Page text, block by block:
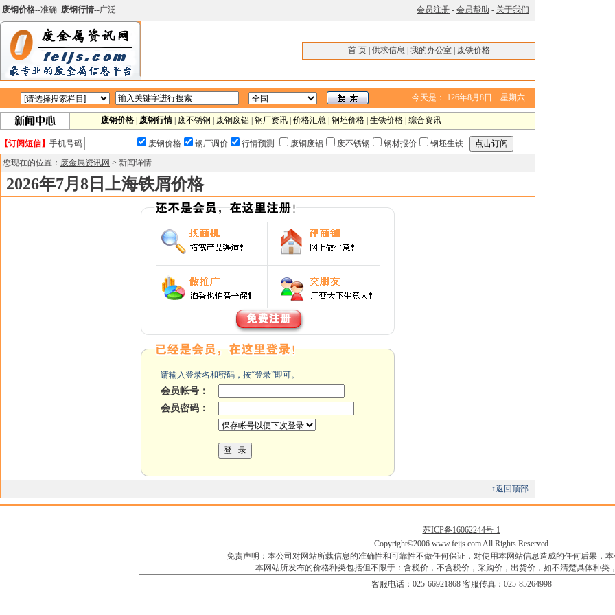
废钢价格--准确 废钢行情--广泛 会员注册 - 会员帮助 - 关于我们
首 页| 供求信息 我的办公室| 废铁价格
今天是： 126年8月8日 星期六
废钢价格 废钢行情| 废不锈钢 废铜废铝 钢厂资讯 价格汇总 钢坯价格 生铁价格 综合资讯
【订阅短信】 手机号码 废钢价格 钢厂调价 行情预测 废铜废铝 废不锈钢 钢材报价
钢坯生铁
您现在的位置： 废金属资讯网 > 新闻详情
2026年7月8日上海铁屑价格
请输入登录名和密码，按“登录”即可。
会员帐号：
会员密码：
↑返回顶部
苏ICP备16062244号-1
Copyright©2006 www.feijs.com All Rights Reserved
免责声明：本公司对网站所载信息的准确性和可靠性不做任何保证，对使用本网站信息造成的任何后果，本
本网站所发布的价格种类包括但不限于：含税价，不含税价，采购价，出货价，如不清楚具体种类
客服电话：025-66921868 客服传真：025-85264998